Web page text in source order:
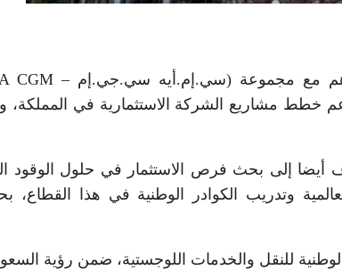
خطط مشاريع الشركة الاستثمارية في
إلى بحث فرص الاستثمار في حلول الوقود
وتدريب الكوادر الوطنية في هذا القطاع،
للنقل والخدمات اللوجستية، ضمن رؤية